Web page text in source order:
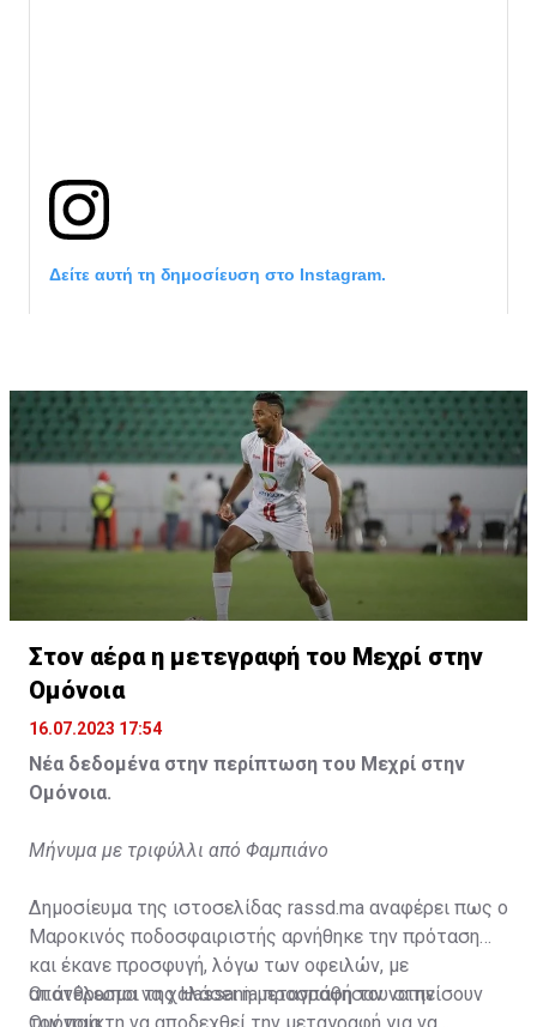
Δείτε αυτή τη δημοσίευση στο Instagram.
Στον αέρα η μετεγραφή του Μεχρί στην
Ομόνοια
16.07.2023 17:54
Νέα δεδομένα στην περίπτωση του Μεχρί στην
Ομόνοια.
Μήνυμα με τριφύλλι από Φαμπιάνο
Δημοσίευμα της ιστοσελίδας rassd.ma αναφέρει πως ο
Μαροκινός ποδοσφαιριστής αρνήθηκε την πρόταση
και έκανε προσφυγή, λόγω των οφειλών, με
αποτέλεσμα να χαλάσει η μεταγραφή του στην
Οι άνθρωποι της Hassania προσπάθησαν να πείσουν